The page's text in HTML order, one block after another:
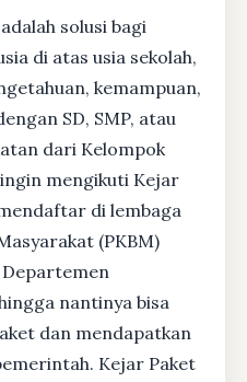
adalah solusi bagi
di atas usia sekolah,
kemampuan,
SD, SMP, atau
dari Kelompok
mengikuti Kejar
di lembaga
(PKBM)
nantinya bisa
dan mendapatkan
Kejar Paket